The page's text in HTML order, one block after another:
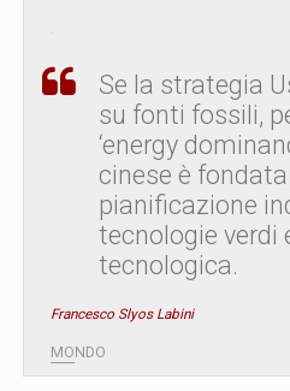
Se la strategia
su fonti fossili,
‘energy
cinese è
pianificazione
tecnologie verdi
tecnologica.
Francesco Slyos Labini
MONDO